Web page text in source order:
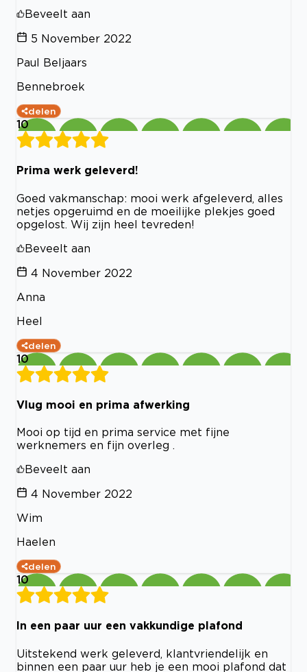
Beveelt aan
5 November 2022
Paul Beljaars
Bennebroek
delen
10
Prima werk geleverd!
Goed vakmanschap: mooi werk afgeleverd, alles
netjes opgeruimd en de moeilijke plekjes goed
opgelost. Wij zijn heel tevreden!
Beveelt aan
4 November 2022
Anna
Heel
delen
10
Vlug mooi en prima afwerking
Mooi op tijd en prima service met fijne
werknemers en fijn overleg .
Beveelt aan
4 November 2022
Wim
Haelen
delen
10
In een paar uur een vakkundige plafond
Uitstekend werk geleverd, klantvriendelijk en
binnen een paar uur heb je een mooi plafond dat